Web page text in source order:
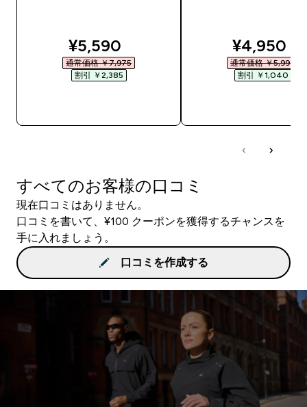
discounted price
¥5,590‎
通常価格 ￥7,975‎
割引 ￥2,385‎
¥4,950‎
通常価格 ￥5,990‎
割引 ￥1,040‎
すべてのお客様の口コミ
現在口コミはありません。
口コミを書いて、¥100 クーポンを獲得するチャンスを
手に入れましょう。
口コミを作成する